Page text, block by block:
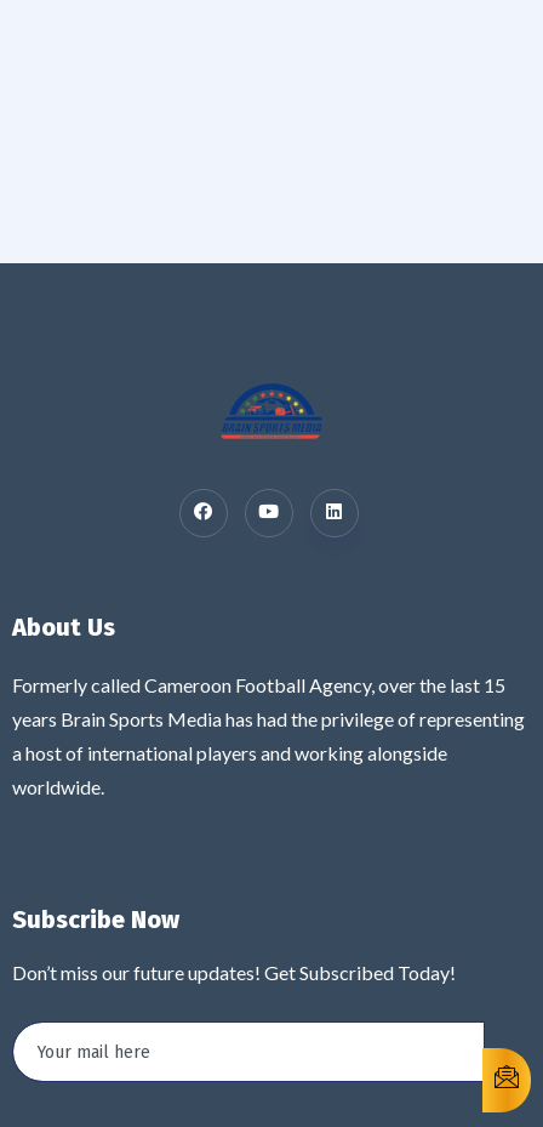
About Us
Formerly called Cameroon Football Agency, over the last 15
years Brain Sports Media has had the privilege of representing
a host of international players and working alongside
worldwide.
Subscribe Now
Don’t miss our future updates! Get Subscribed Today!